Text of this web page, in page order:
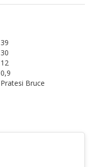
39
30
12
0,9
Pratesi Bruce